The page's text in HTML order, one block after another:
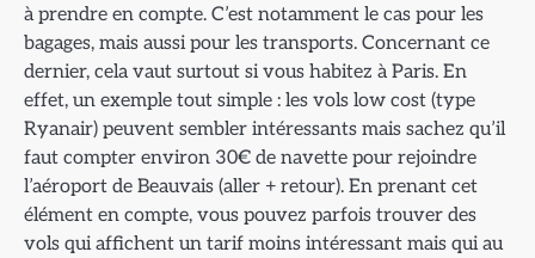
à prendre en compte. C’est notamment le cas pour les
bagages, mais aussi pour les transports. Concernant ce
dernier, cela vaut surtout si vous habitez à Paris. En
effet, un exemple tout simple : les vols low cost (type
Ryanair) peuvent sembler intéressants mais sachez qu’il
faut compter environ 30€ de navette pour rejoindre
l’aéroport de Beauvais (aller + retour). En prenant cet
élément en compte, vous pouvez parfois trouver des
vols qui affichent un tarif moins intéressant mais qui au